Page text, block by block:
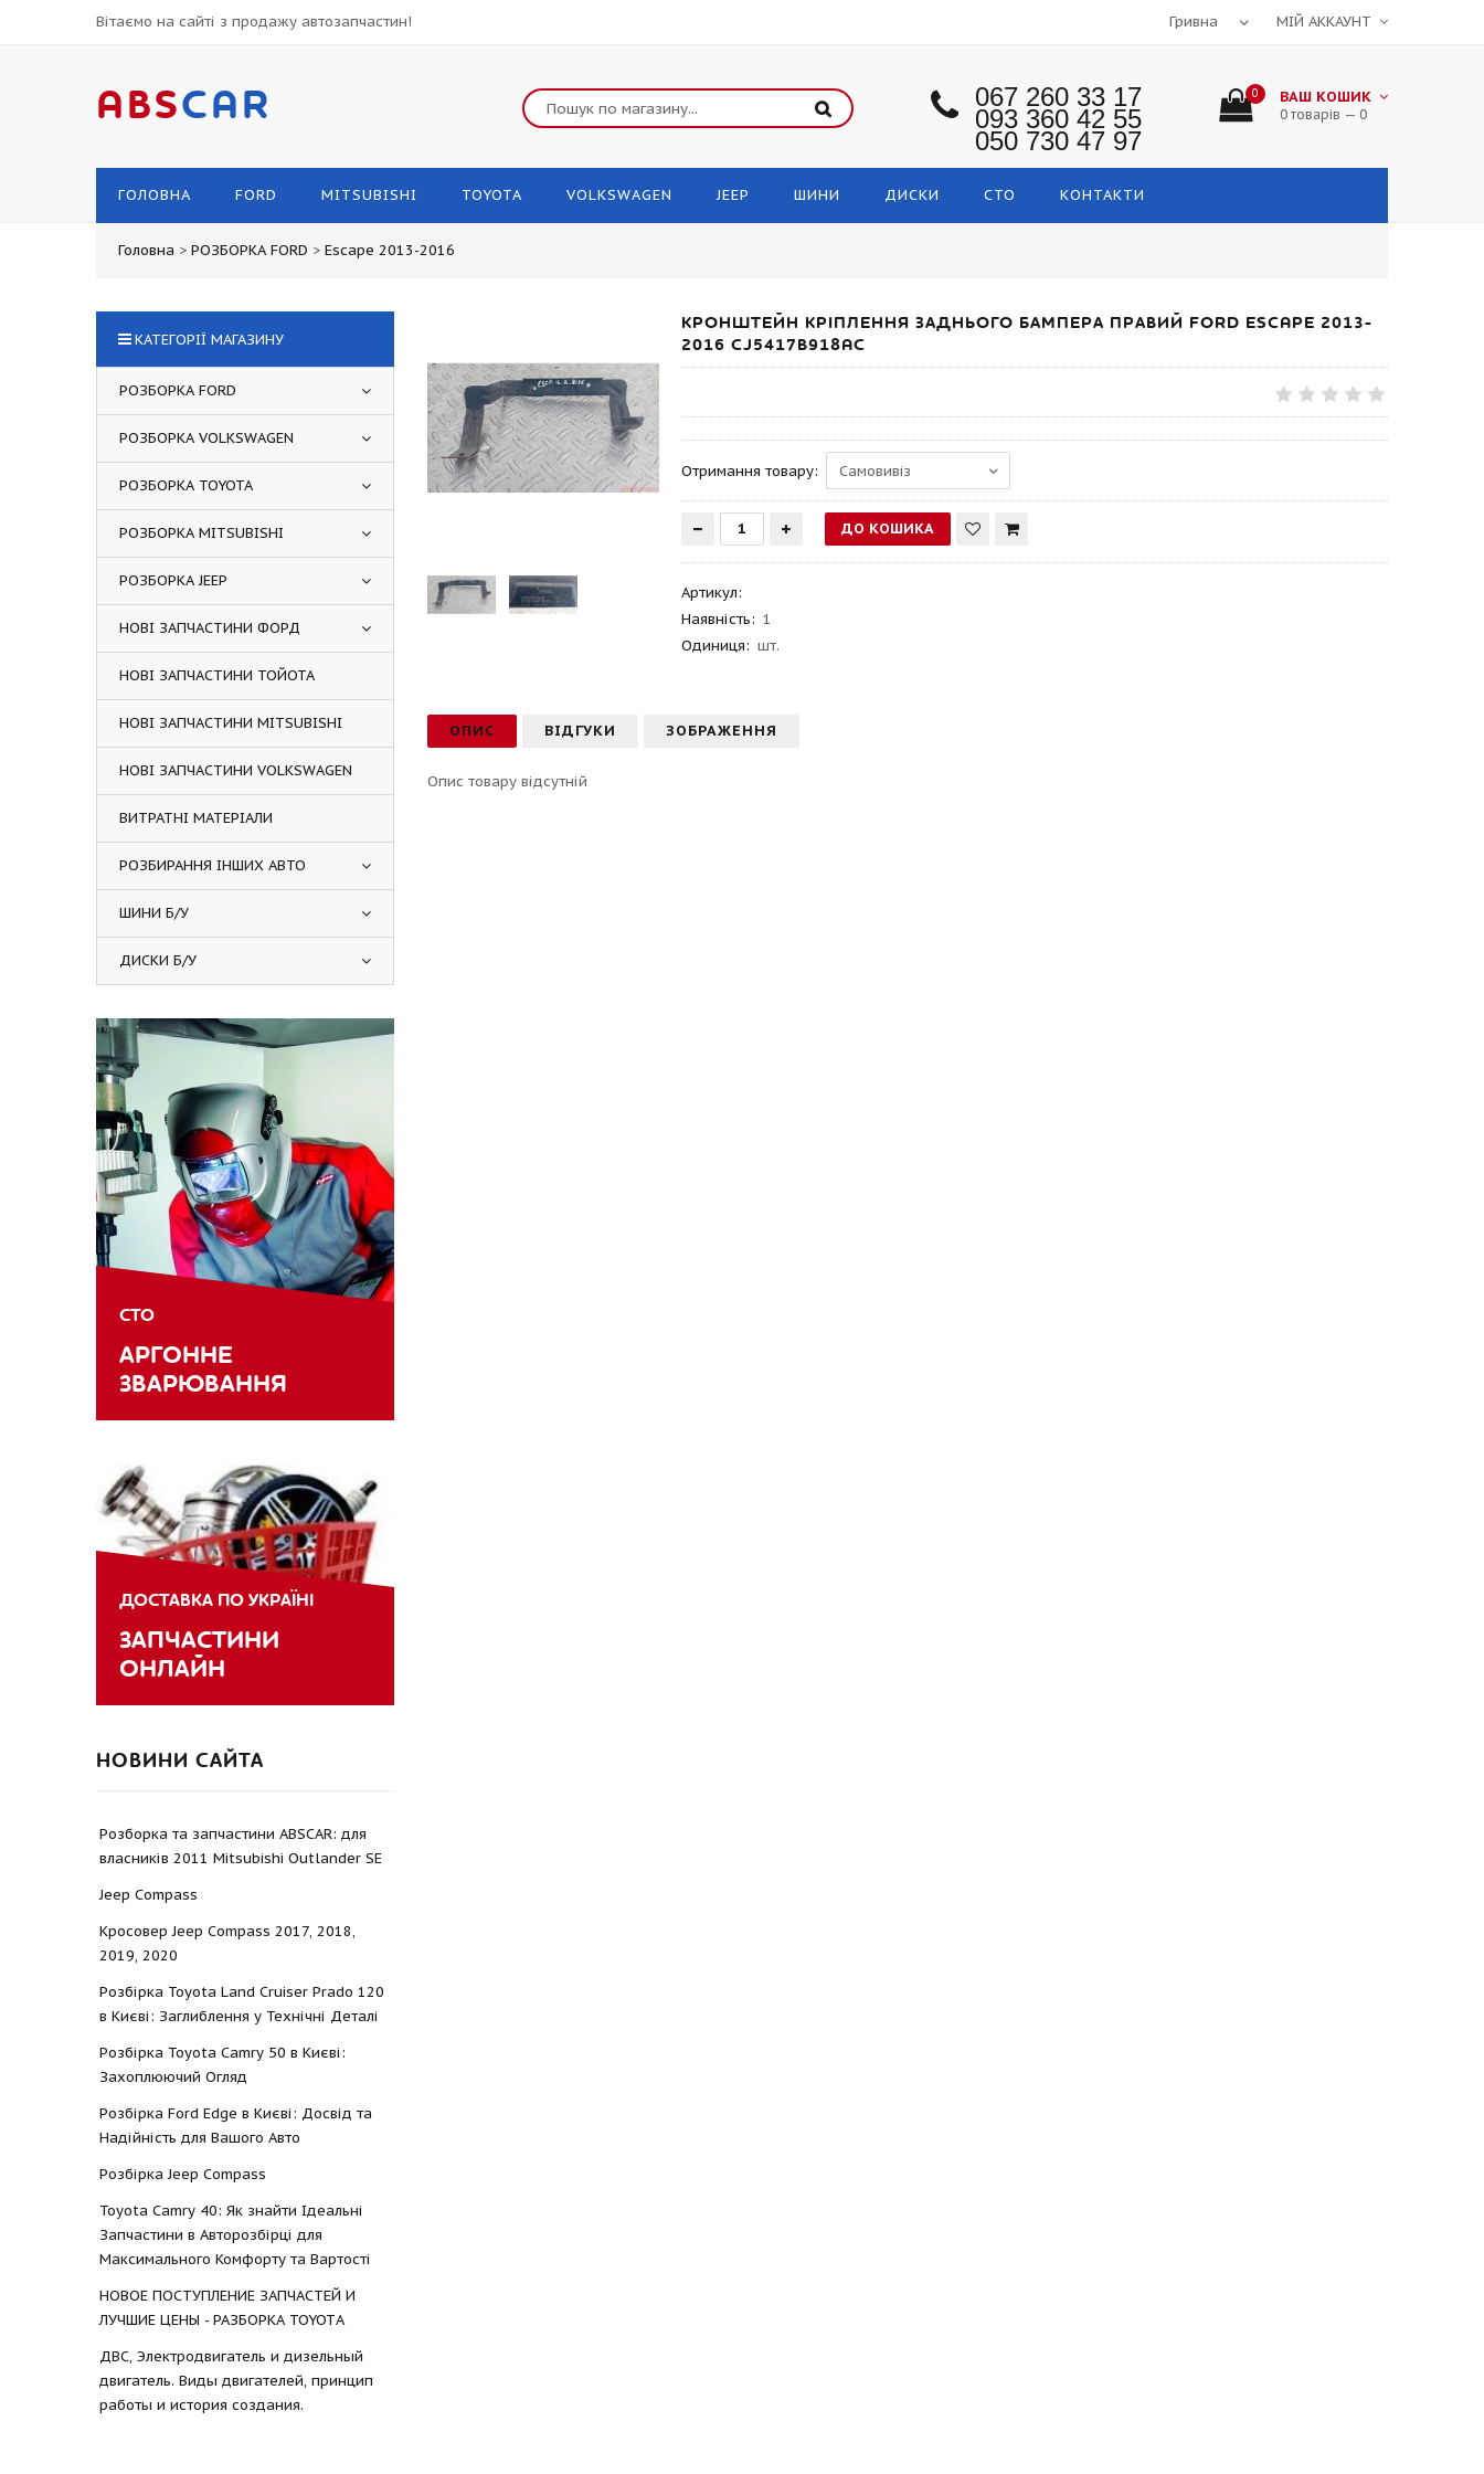
Вітаємо на сайті з продажу автозапчастин! МІЙ АККАУНТ
ABSCAR 067 260 33 17
093 360 42 55
050 730 47 97
0 ВАШ КОШИК
0 товарів — 0
ГОЛОВНА FORD MITSUBISHI TOYOTA VOLKSWAGEN JEEP ШИНИ ДИСКИ СТО КОНТАКТИ
Головна > РОЗБОРКА FORD > Escape 2013-2016
КРОНШТЕЙН КРІПЛЕННЯ ЗАДНЬОГО БАМПЕРА ПРАВИЙ FORD ESCAPE 2013-
2016 CJ5417B918AC
Отримання товару:
Артикул:
Наявність: 1
Одиниця: шт.
ОПИС ВІДГУКИ ЗОБРАЖЕННЯ
Опис товару відсутній
КАТЕГОРІЇ МАГАЗИНУ
РОЗБОРКА FORD
РОЗБОРКА VOLKSWAGEN
РОЗБОРКА TOYOTA
РОЗБОРКА MITSUBISHI
РОЗБОРКА JEEP
НОВІ ЗАПЧАСТИНИ ФОРД
НОВІ ЗАПЧАСТИНИ ТОЙОТА
НОВІ ЗАПЧАСТИНИ MITSUBISHI
НОВІ ЗАПЧАСТИНИ VOLKSWAGEN
ВИТРАТНІ МАТЕРІАЛИ
РОЗБИРАННЯ ІНШИХ АВТО
ШИНИ Б/У
ДИСКИ Б/У
СТО
АРГОННЕ
ЗВАРЮВАННЯ
ДОСТАВКА ПО УКРАЇНІ
ЗАПЧАСТИНИ
ОНЛАЙН
НОВИНИ САЙТА
Розборка та запчастини ABSCAR: для
власників 2011 Mitsubishi Outlander SE
Jeep Compass
Кросовер Jeep Compass 2017, 2018,
2019, 2020
Розбірка Toyota Land Cruiser Prado 120
в Києві: Заглиблення у Технічні Деталі
Розбірка Toyota Camry 50 в Києві:
Захоплюючий Огляд
Розбірка Ford Edge в Києві: Досвід та
Надійність для Вашого Авто
Розбірка Jeep Compass
Toyota Camry 40: Як знайти Ідеальні
Запчастини в Авторозбірці для
Максимального Комфорту та Вартості
НОВОЕ ПОСТУПЛЕНИЕ ЗАПЧАСТЕЙ И
ЛУЧШИЕ ЦЕНЫ - РАЗБОРКА TOYOTА
ДВС, Электродвигатель и дизельный
двигатель. Виды двигателей, принцип
работы и история создания.